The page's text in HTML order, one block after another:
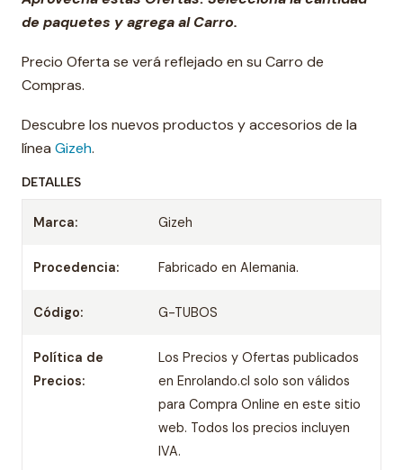
de paquetes y agrega al Carro.
Precio Oferta se verá reflejado en su Carro de
Compras.
Descubre los nuevos productos y accesorios de la
línea Gizeh.
DETALLES
Marca: Gizeh
Procedencia: Fabricado en Alemania.
Código: G-TUBOS
Política de
Precios:
Los Precios y Ofertas publicados
en Enrolando.cl solo son válidos
para Compra Online en este sitio
web. Todos los precios incluyen
IVA.